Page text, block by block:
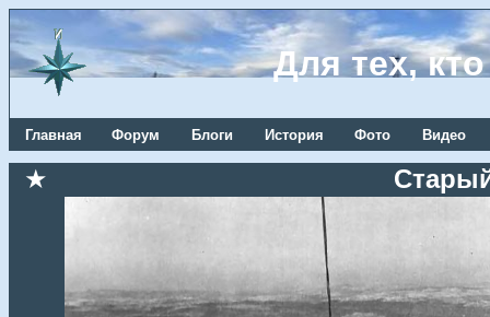
Для тех,
Главная Форум Блоги История Фото Видео
★